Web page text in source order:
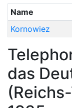
Name
Kornowiez
das